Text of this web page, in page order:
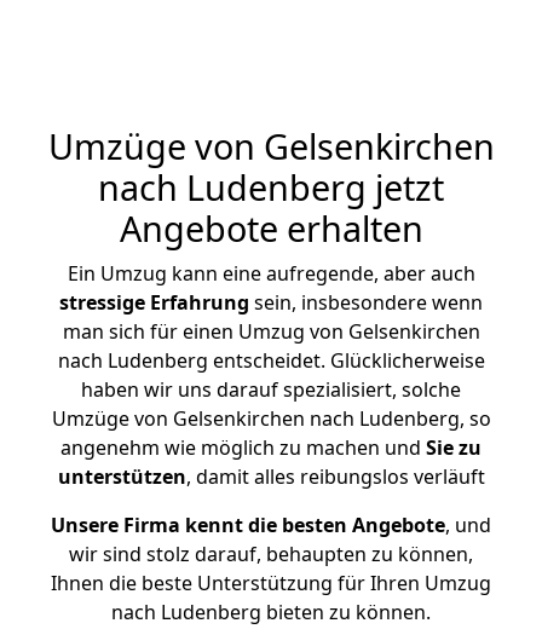
Umzüge von Gelsenkirchen
nach Ludenberg jetzt
Angebote erhalten
Ein Umzug kann eine aufregende, aber auch
stressige Erfahrung sein, insbesondere wenn
man sich für einen Umzug von Gelsenkirchen
nach Ludenberg entscheidet. Glücklicherweise
haben wir uns darauf spezialisiert, solche
Umzüge von Gelsenkirchen nach Ludenberg, so
angenehm wie möglich zu machen und Sie zu
unterstützen, damit alles reibungslos verläuft
Unsere Firma kennt die besten Angebote, und
wir sind stolz darauf, behaupten zu können,
Ihnen die beste Unterstützung für Ihren Umzug
nach Ludenberg bieten zu können.